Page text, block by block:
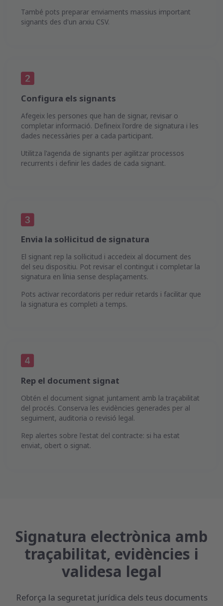
També pots preparar enviaments massius important
signants des d'un arxiu CSV.
Configura els signants
Afegeix les persones que han de signar, revisar o
completar informació. Defineix l'ordre de signatura i les
dades necessàries per a cada participant.
Utilitza l'agenda de signants per agilitzar processos
recurrents i definir les dades de cada signant.
Envia la sol·licitud de signatura
El signant rep la sol·licitud i accedeix al document des
del seu dispositiu. Pot revisar el contingut i completar la
signatura en línia sense desplaçaments.
Pots activar recordatoris per reduir retards i facilitar que
la signatura es completi a temps.
Rep el document signat
Obtén el document signat juntament amb la traçabilitat
del procés. Conserva les evidències generades per al
seguiment, auditoria o revisió legal.
Rep alertes sobre l'estat del contracte: si ha estat
enviat, obert o signat.
Signatura electrònica amb
traçabilitat, evidències i
validesa legal
Reforça la seguretat jurídica dels teus documents